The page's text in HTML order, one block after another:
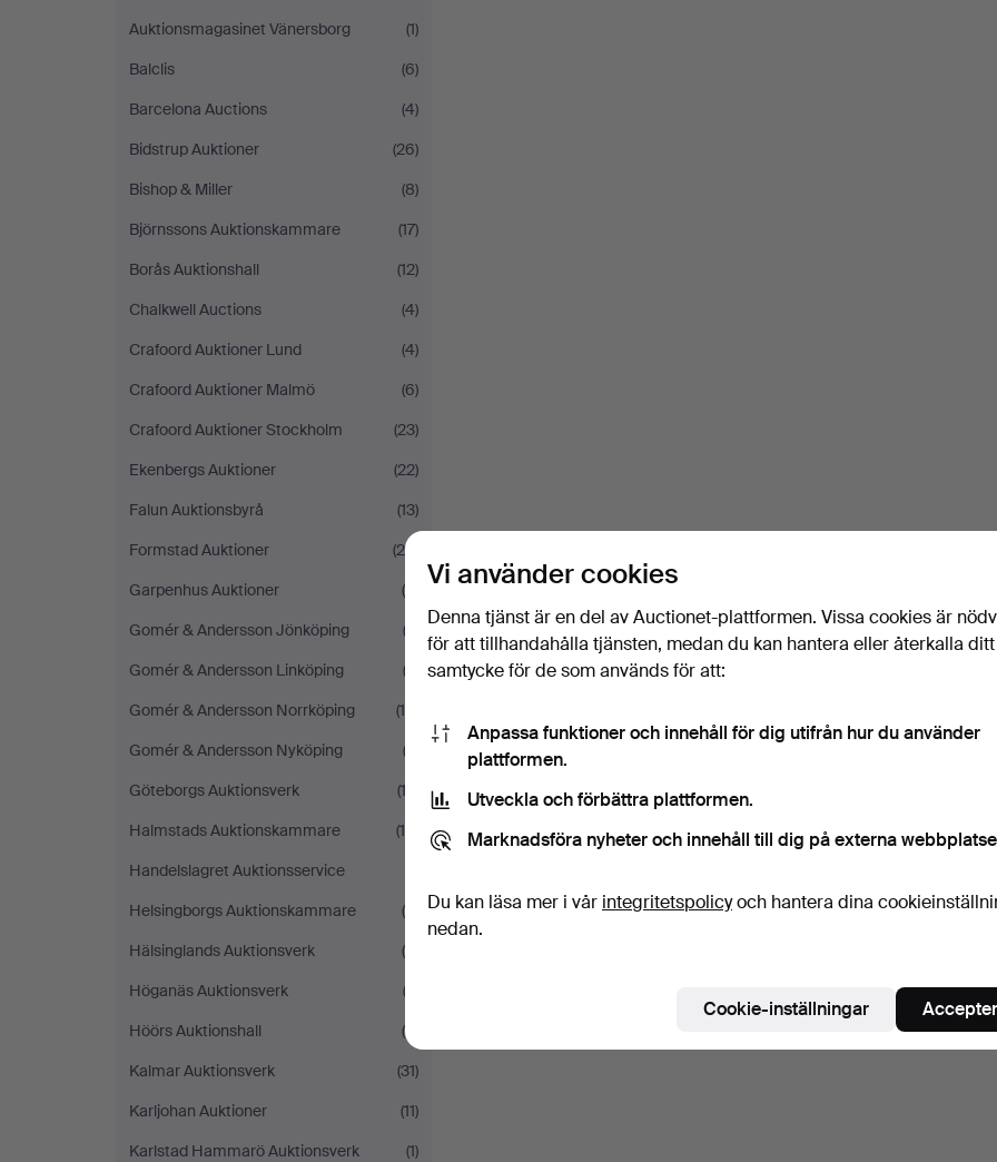
Auktionsmagasinet Vänersborg
(1)
Balclis
(6)
Barcelona Auctions
(4)
Bidstrup Auktioner
(26)
Bishop & Miller
(8)
Björnssons Auktionskammare
(17)
Borås Auktionshall
(12)
Chalkwell Auctions
(4)
Crafoord Auktioner Lund
(4)
Crafoord Auktioner Malmö
(6)
Crafoord Auktioner Stockholm
(23)
Ekenbergs Auktioner
(22)
Falun Auktionsbyrå
(13)
Formstad Auktioner
(24)
Garpenhus Auktioner
(8)
Gomér & Andersson Jönköping
(2)
Gomér & Andersson Linköping
(2)
Gomér & Andersson Norrköping
(10)
Gomér & Andersson Nyköping
(2)
Göteborgs Auktionsverk
(13)
Halmstads Auktionskammare
(16)
Handelslagret Auktionsservice
Helsingborgs Auktionskammare
(9)
Hälsinglands Auktionsverk
(5)
Höganäs Auktionsverk
(3)
Höörs Auktionshall
(5)
Kalmar Auktionsverk
(31)
Karljohan Auktioner
(11)
Karlstad Hammarö Auktionsverk
(1)
Vi använder cookies
Denna tjänst är en del av Auctionet-plattformen. Vissa cookies är
för att tillhandahålla tjänsten, medan du kan hantera eller återkalla ditt
samtycke för de som används för att:
Anpassa funktioner och innehåll för dig utifrån hur du använder
plattformen.
Utveckla och förbättra plattformen.
Marknadsföra nyheter och innehåll till dig på externa
Du kan läsa mer i vår integritetspolicyoch hantera dina
nedan.
Cookie-inställningar